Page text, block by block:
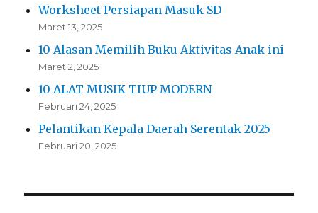
Worksheet Persiapan Masuk SD
Maret 13, 2025
10 Alasan Memilih Buku Aktivitas Anak ini
Maret 2, 2025
10 ALAT MUSIK TIUP MODERN
Februari 24, 2025
Pelantikan Kepala Daerah Serentak 2025
Februari 20, 2025